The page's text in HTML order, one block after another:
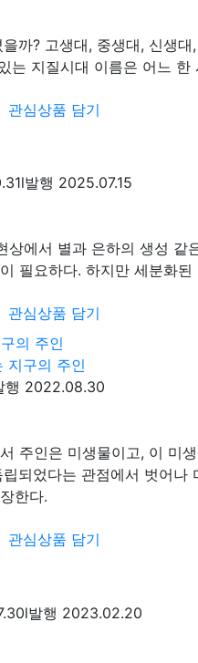
까? 고생대, 중생대, 신생
는 지질시대 이름은 어느 한
관심상품 담기
l발행 2025.07.15
상에서 별과 은하의 생성
필요하다. 하지만 세분화
관심상품 담기
지구의 주인
행 2022.08.30
주인은 미생물이고, 이 미
되었다는 관점에서 벗어
한다.
관심상품 담기
l발행 2023.02.20